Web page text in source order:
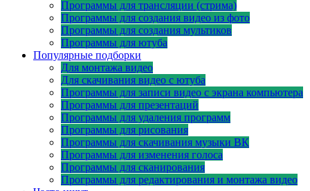
Программы для трансляции (стрима)
Программы для создания видео из фото
Программы для создания мультиков
Программы для ютуба
Популярные подборки
Для монтажа видео
Для скачивания видео с ютуба
Программы для записи видео с экрана компьютера
Программы для презентаций
Программы для удаления программ
Программы для рисования
Программы для скачивания музыки ВК
Программы для изменения голоса
Программы для сканирования
Программы для редактирования и монтажа видео